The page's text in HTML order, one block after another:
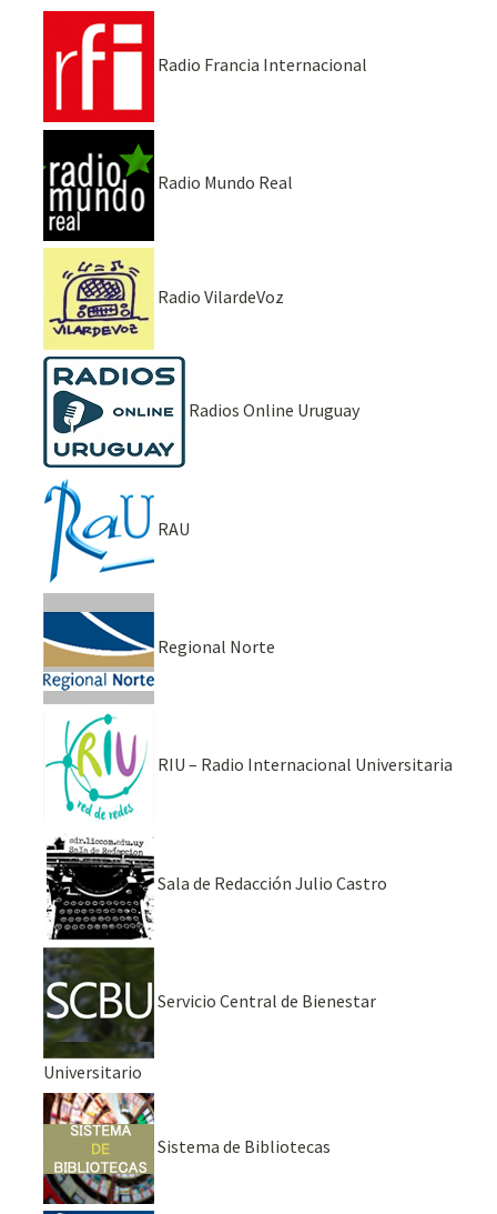
Radio Francia Internacional
Radio Mundo Real
Radio VilardeVoz
Radios Online Uruguay
RAU
Regional Norte
RIU – Radio Internacional Universitaria
Sala de Redacción Julio Castro
Servicio Central de Bienestar
Universitario
Sistema de Bibliotecas